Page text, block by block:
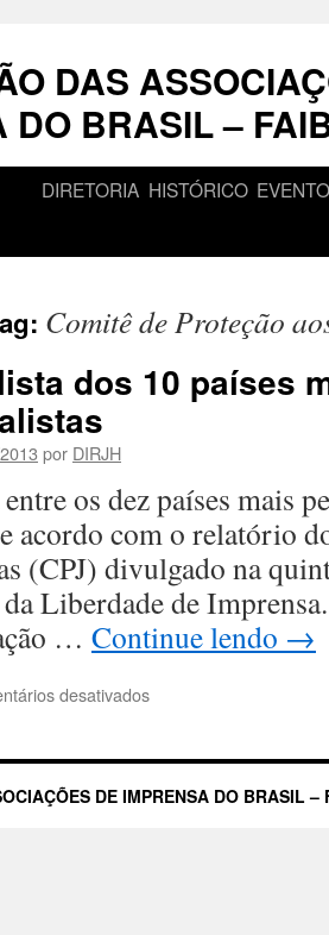
DAS
DO BRASIL –
DIRETORIA HISTÓRICO
Comitê de Proteção
dos 10 países
por DIRJH
os dez países mais
acordo com o relatório
(CPJ) divulgado na
Liberdade de
… Continue lendo →
desativadosem
lista
dos
DE IMPRENSA DO BRASIL –